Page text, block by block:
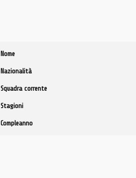
Nome
Nazionalità
Squadra corrente
Stagioni
Compleanno